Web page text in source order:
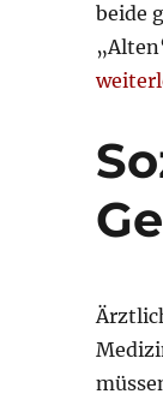
beide
„wer